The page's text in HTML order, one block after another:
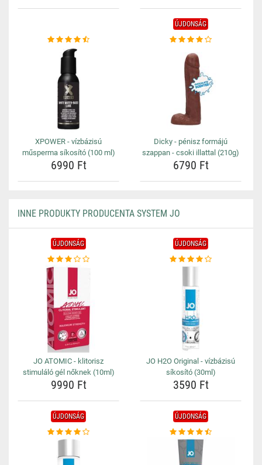
XPOWER - vízbázisú
műsperma síkosító (100 ml)
6990 Ft
ÚJDONSÁG
Dicky - pénisz formájú
szappan - csoki illattal (210g)
6790 Ft
INNE PRODUKTY PRODUCENTA SYSTEM JO
ÚJDONSÁG
JO ATOMIC - klitorisz
stimuláló gél nőknek (10ml)
9990 Ft
ÚJDONSÁG
JO H2O Original - vízbázisú
síkosító (30ml)
3590 Ft
ÚJDONSÁG ÚJDONSÁG